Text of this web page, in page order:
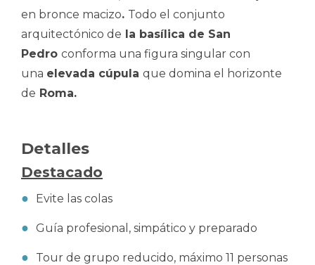
en bronce macizo. Todo el conjunto
arquitectónico de la basílica de San
Pedro conforma una figura singular con
una elevada cúpula que domina el horizonte
de Roma.
Detalles
Destacado
Evite las colas
Guía profesional, simpático y preparado
Tour de grupo reducido, máximo 11 personas